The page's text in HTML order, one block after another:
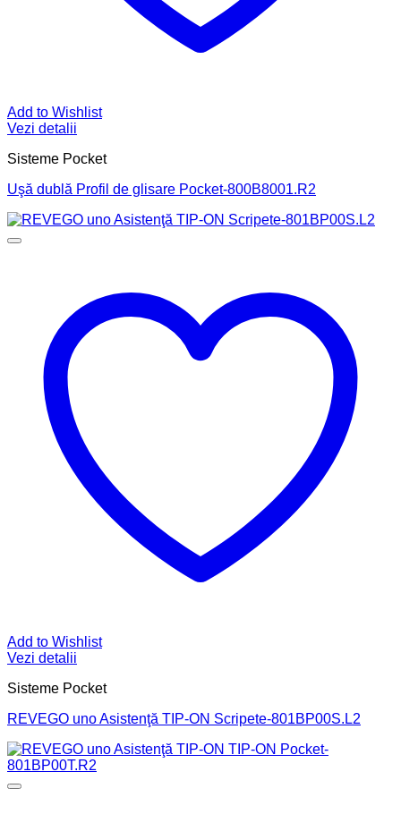
Add to Wishlist
Vezi detalii
Sisteme Pocket
Uşă dublă Profil de glisare Pocket-800B8001.R2
Add to Wishlist
Vezi detalii
Sisteme Pocket
REVEGO uno Asistenţă TIP-ON Scripete-801BP00S.L2